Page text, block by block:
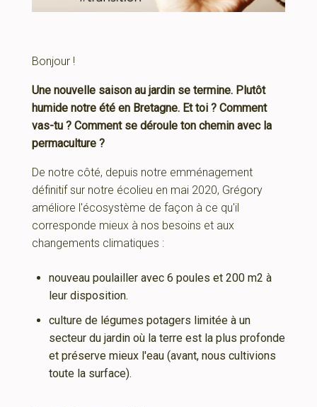
Bonjour !
Une nouvelle saison au jardin se termine. Plutôt
humide notre été en Bretagne. Et toi ? Comment
vas-tu ? Comment se déroule ton chemin avec la
permaculture ?
De notre côté, depuis notre emménagement
définitif sur notre écolieu en mai 2020, Grégory
améliore l'écosystème de façon à ce qu'il
corresponde mieux à nos besoins et aux
changements climatiques :
nouveau poulailler avec 6 poules et 200 m2 à
leur disposition.
culture de légumes potagers limitée à un
secteur du jardin où la terre est la plus profonde
et préserve mieux l'eau (avant, nous cultivions
toute la surface).